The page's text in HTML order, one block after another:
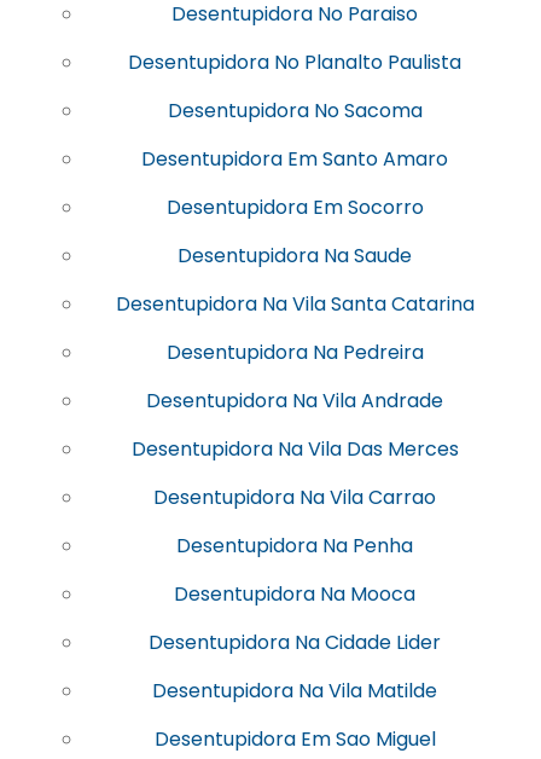
Desentupidora No Paraiso
Desentupidora No Planalto Paulista
Desentupidora No Sacoma
Desentupidora Em Santo Amaro
Desentupidora Em Socorro
Desentupidora Na Saude
Desentupidora Na Vila Santa Catarina
Desentupidora Na Pedreira
Desentupidora Na Vila Andrade
Desentupidora Na Vila Das Merces
Desentupidora Na Vila Carrao
Desentupidora Na Penha
Desentupidora Na Mooca
Desentupidora Na Cidade Lider
Desentupidora Na Vila Matilde
Desentupidora Em Sao Miguel